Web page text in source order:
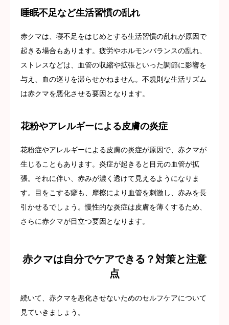
睡眠不足など生活習慣の乱れ
赤クマは、寝不足をはじめとする生活習慣の乱れが原因で
起きる場合もあります。疲労やホルモンバランスの乱れ、
ストレスなどは、血管の収縮や拡張といった調節に影響を
与え、血の巡りを滞らせかねません。不規則な生活リズム
は赤クマを悪化させる要因となります。
花粉やアレルギーによる皮膚の炎症
花粉症やアレルギーによる皮膚の炎症が原因で、赤クマが
生じることもあります。炎症が起きると目元の血管が拡
張。それに伴い、赤みが濃く透けて見えるようになりま
す。目をこする癖も、摩擦により血管を刺激し、赤みを長
引かせるでしょう。慢性的な炎症は皮膚を薄くするため、
さらに赤クマが目立つ要因となります。
赤クマは自分でケアできる？対策と注意
点
続いて、赤クマを悪化させないためのセルフケアについて
見ていきましょう。